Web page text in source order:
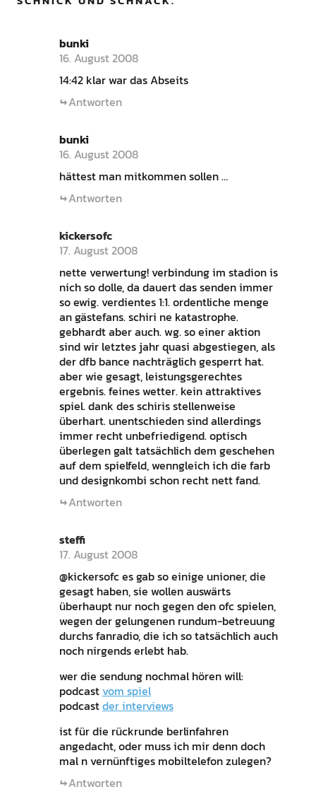
bunki
16. August 2008
14:42 klar war das Abseits
Antworten
bunki
16. August 2008
hättest man mitkommen sollen …
Antworten
kickersofc
17. August 2008
nette verwertung! verbindung im stadion is
nich so dolle, da dauert das senden immer
so ewig. verdientes 1:1. ordentliche menge
an gästefans. schiri ne katastrophe.
gebhardt aber auch. wg. so einer aktion
sind wir letztes jahr quasi abgestiegen, als
der dfb bance nachträglich gesperrt hat.
aber wie gesagt, leistungsgerechtes
ergebnis. feines wetter. kein attraktives
spiel. dank des schiris stellenweise
überhart. unentschieden sind allerdings
immer recht unbefriedigend. optisch
überlegen galt tatsächlich dem geschehen
auf dem spielfeld, wenngleich ich die farb
und designkombi schon recht nett fand.
Antworten
steffi
17. August 2008
@kickersofc es gab so einige unioner, die
gesagt haben, sie wollen auswärts
überhaupt nur noch gegen den ofc spielen,
wegen der gelungenen rundum-betreuung
durchs fanradio, die ich so tatsächlich auch
noch nirgends erlebt hab.
wer die sendung nochmal hören will:
podcast vom spiel
podcastder interviews
ist für die rückrunde berlinfahren
angedacht, oder muss ich mir denn doch
mal n vernünftiges mobiltelefon zulegen?
Antworten